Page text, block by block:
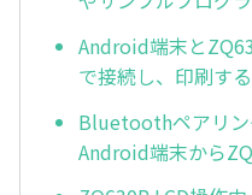
Android端末と
で接続し、印刷す
Bluetoothペアリン
Android端末から